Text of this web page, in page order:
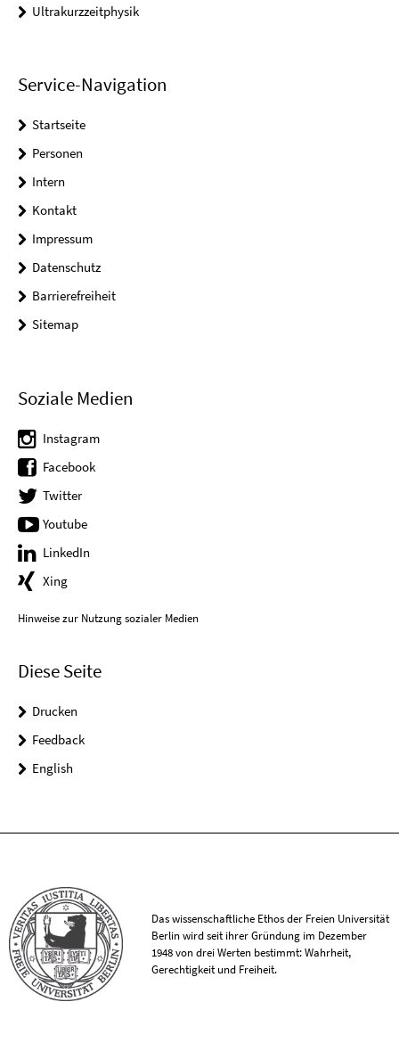
Ultrakurzzeitphysik
Service-Navigation
Startseite
Personen
Intern
Kontakt
Impressum
Datenschutz
Barrierefreiheit
Sitemap
Soziale Medien
Instagram
Facebook
Twitter
Youtube
LinkedIn
Xing
Hinweise zur Nutzung sozialer Medien
Diese Seite
Drucken
Feedback
English
Das wissenschaftliche Ethos der Freien Universität
Berlin wird seit ihrer Gründung im Dezember
1948 von drei Werten bestimmt: Wahrheit,
Gerechtigkeit und Freiheit.